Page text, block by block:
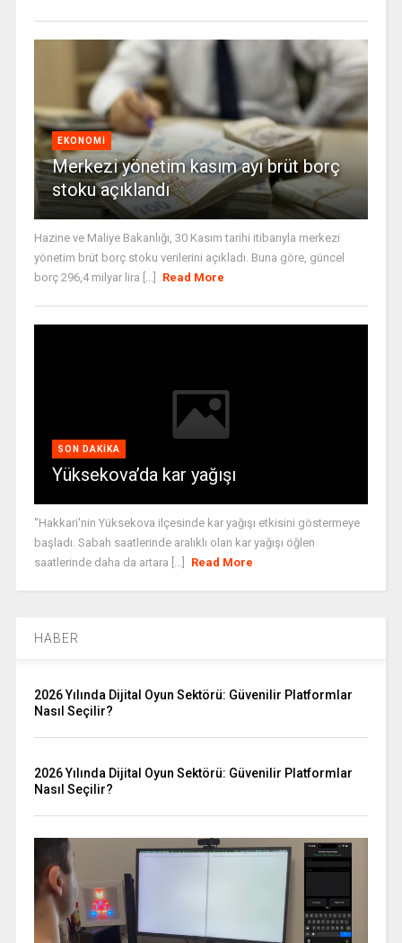
EKONOMI
Merkezi yönetim kasım ayı brüt borç
stoku açıklandı
Hazine ve Maliye Bakanlığı, 30 Kasım tarihi itibarıyla merkezi
yönetim brüt borç stoku verilerini açıkladı. Buna göre, güncel
borç 296,4 milyar lira [...]
Read More
SON DAKIKA
Yüksekova’da kar yağışı
"Hakkari'nin Yüksekova ilçesinde kar yağışı etkisini göstermeye
başladı. Sabah saatlerinde aralıklı olan kar yağışı öğlen
saatlerinde daha da artara [...]
Read More
HABER
2026 Yılında Dijital Oyun Sektörü: Güvenilir Platformlar
Nasıl Seçilir?
2026 Yılında Dijital Oyun Sektörü: Güvenilir Platformlar
Nasıl Seçilir?